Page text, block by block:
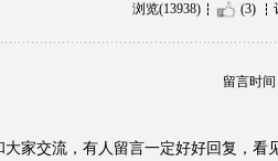
浏览(13938) (3)
留言时间
大家交流，有人留言一定好好回复，看